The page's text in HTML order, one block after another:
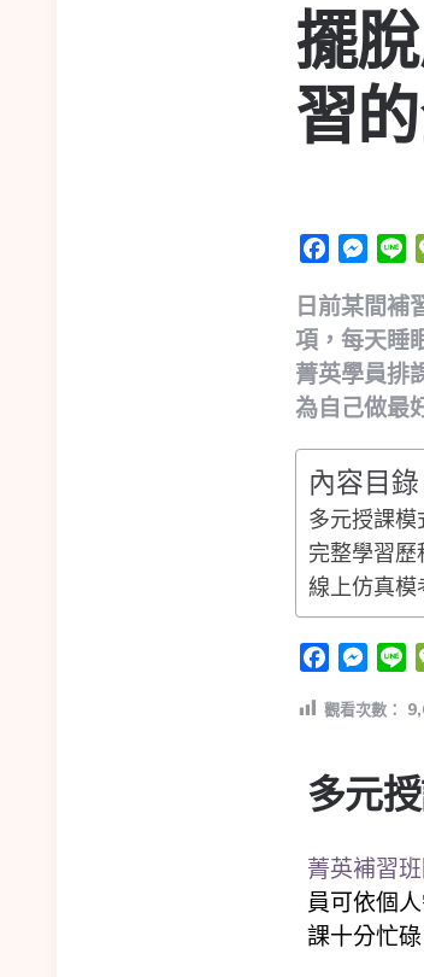
擺
習
Facebook
日前某間補
項，每天睡
菁英學員排
為自己做最
內容目錄
多元授課模
完整學習歷
線上仿真模
Facebook
觀看次數：
多元
菁英補習班
員可依個
課十分忙